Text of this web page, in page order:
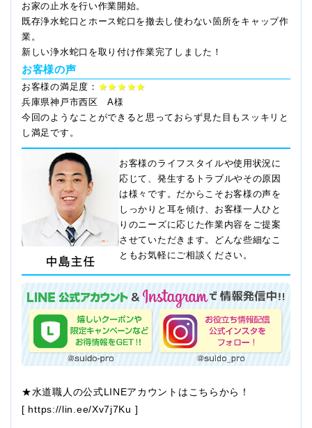
お家の止水を行い作業開始。
既存浄水蛇口とホース蛇口を撤去し使わない箇所をキャップ作
業。
新しい浄水蛇口を取り付け作業完了しました！
お客様の声
お客様の満足度： ★★★★★
兵庫県神戸市西区 A様
今回のようなことができると思っておらず見た目もスッキリと
し満足です。
お客様のライフスタイルや使用状況に
応じて、発生するトラブルやその原因
は様々です。だからこそお客様の声を
しっかりと耳を傾け、お客様一人ひと
りのニーズに応じた作業内容をご提案
させていただきます。どんな些細なこ
ともお気軽にご相談ください。
★水道職人の公式LINEアカウントはこちらから！
[ https://lin.ee/Xv7j7Ku ]